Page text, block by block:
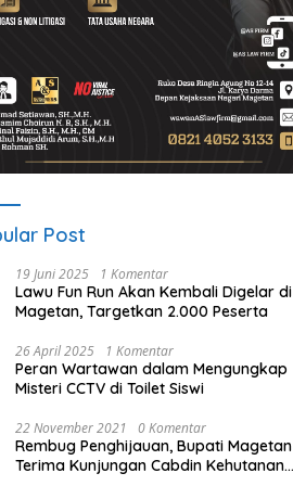
Post
19 Juni 2025 1 Komentar
Lawu Fun Run Akan Kembali Digelar di
Magetan, Targetkan 2.000 Peserta
26 April 2025 1 Komentar
Peran Wartawan dalam Mengungkap
Misteri CCTV di Toilet Siswi
22 November 2021 0 Komentar
Rembug Penghijauan, Bupati Magetan
Terima Kunjungan Cabdin Kehutanan